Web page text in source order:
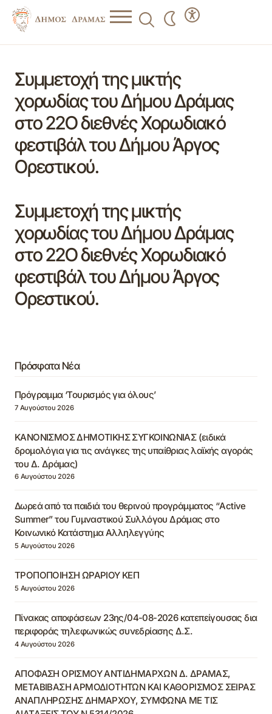
Συμμετοχή της μικτής
χορωδίας του Δήμου Δράμας
στο 22Ο διεθνές Χορωδιακό
φεστιβάλ του Δήμου Άργος
Ορεστικού.
Συμμετοχή της μικτής
χορωδίας του Δήμου Δράμας
στο 22Ο διεθνές Χορωδιακό
φεστιβάλ του Δήμου Άργος
Ορεστικού.
Πρόσφατα Νέα
Πρόγραμμα ‘Τουρισμός για όλους’
7 Αυγούστου 2026
ΚΑΝΟΝΙΣΜΟΣ ΔΗΜΟΤΙΚΗΣ ΣΥΓΚΟΙΝΩΝΙΑΣ (ειδικά
δρομολόγια για τις ανάγκες της υπαίθριας λαϊκής αγοράς
του Δ. Δράμας)
6 Αυγούστου 2026
Δωρεά από τα παιδιά του θερινού προγράμματος “Active
Summer” του Γυμναστικού Συλλόγου Δράμας στο
Κοινωνικό Κατάστημα Αλληλεγγύης
5 Αυγούστου 2026
ΤΡΟΠΟΠΟΙΗΣΗ ΩΡΑΡΙΟΥ ΚΕΠ
5 Αυγούστου 2026
Πίνακας αποφάσεων 23ης/04-08-2026 κατεπείγουσας δια
περιφοράς τηλεφωνικώς συνεδρίασης Δ.Σ.
4 Αυγούστου 2026
ΑΠΟΦΑΣΗ ΟΡΙΣΜΟΥ ΑΝΤΙΔΗΜΑΡΧΩΝ Δ. ΔΡΑΜΑΣ,
ΜΕΤΑΒΙΒΑΣΗ ΑΡΜΟΔΙΟΤΗΤΩΝ ΚΑΙ ΚΑΘΟΡΙΣΜΟΣ ΣΕΙΡΑΣ
ΑΝΑΠΛΗΡΩΣΗΣ ΔΗΜΑΡΧΟΥ, ΣΥΜΦΩΝΑ ΜΕ ΤΙΣ